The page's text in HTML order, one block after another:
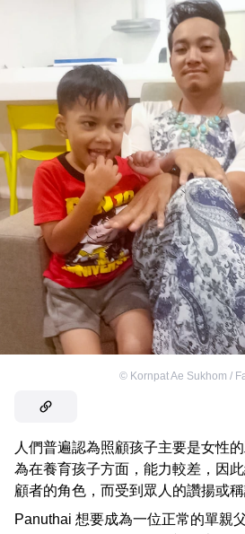
© Kornpat Ae Sukhom /
人們普遍認為照顧孩子主要是女性
為在養育孩子方面，能力較差，因
顧者的角色，而受到眾人的讚揚或稱
Panuthai 想要成為一位正常的單親